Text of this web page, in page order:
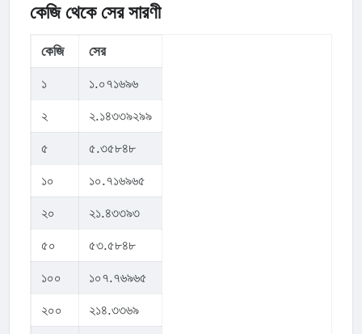
কেজি থেকে সের সারণী
কেজি সের
১ ১.০৭১৬৯৬
২ ২.১৪৩৩৯২৯৯
৫ ৫.৩৫৮৪৮
১০ ১০.৭১৬৯৬৫
২০ ২১.৪৩৩৯৩
৫০ ৫৩.৫৮৪৮
১০০ ১০৭.৭৬৯৬৫
২০০ ২১৪.৩৩৬৯